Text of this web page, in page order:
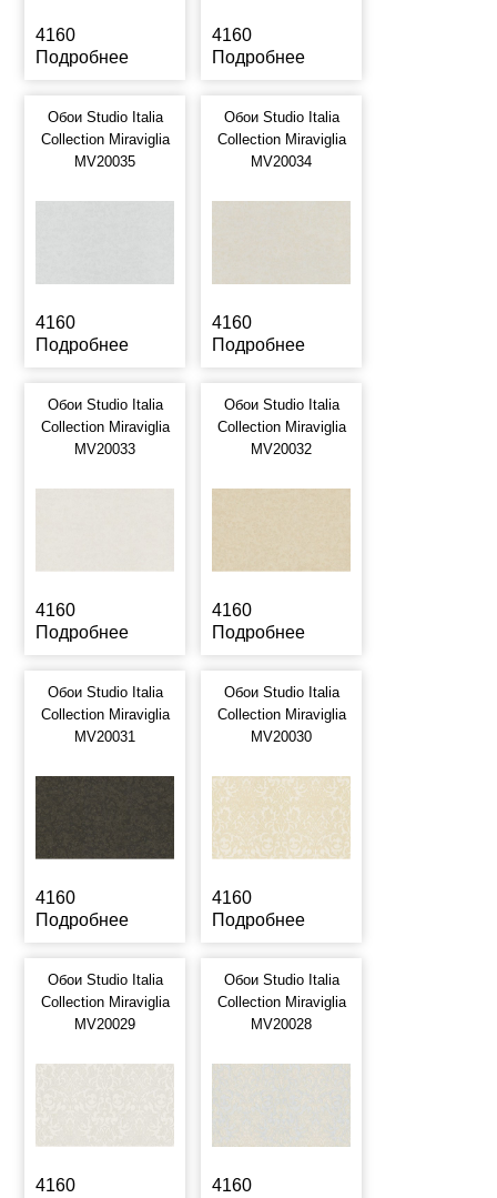
4160
Подробнее
4160
Подробнее
Обои Studio Italia
Collection Miraviglia
MV20035
4160
Подробнее
Обои Studio Italia
Collection Miraviglia
MV20034
4160
Подробнее
Обои Studio Italia
Collection Miraviglia
MV20033
4160
Подробнее
Обои Studio Italia
Collection Miraviglia
MV20032
4160
Подробнее
Обои Studio Italia
Collection Miraviglia
MV20031
4160
Подробнее
Обои Studio Italia
Collection Miraviglia
MV20030
4160
Подробнее
Обои Studio Italia
Collection Miraviglia
MV20029
4160
Обои Studio Italia
Collection Miraviglia
MV20028
4160